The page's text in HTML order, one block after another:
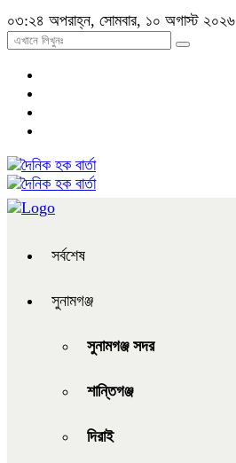
০৩:২৪ অপরাহ্ন, সোমবার, ১০ অগাস্ট ২০২৬
সর্বশেষ
সুনামগঞ্জ
সুনামগঞ্জ সদর
শান্তিগঞ্জ
দিরাই